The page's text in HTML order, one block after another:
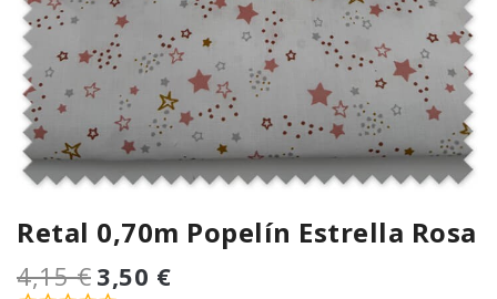
Retal 0,70m Popelín Estrella Rosa
4,15 € 3,50 €